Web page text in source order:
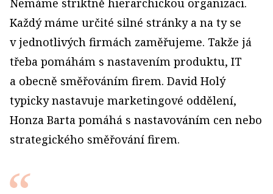
Nemáme striktně hierarchickou organizaci.
Každý máme určité silné stránky a na ty se
v jednotlivých firmách zaměřujeme. Takže já
třeba pomáhám s nastavením produktu, IT
a obecně směřováním firem. David Holý
typicky nastavuje marketingové oddělení,
Honza Barta pomáhá s nastavováním cen nebo
strategického směřování firem.